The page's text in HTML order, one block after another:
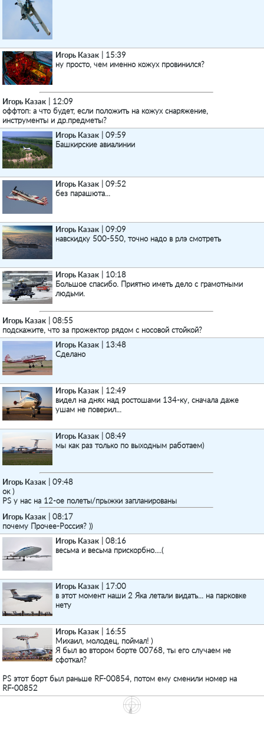
Игорь Казак | 15:39
ну просто, чем именно кожух провинился?
Игорь Казак | 12:09
оффтоп: а что будет, если положить на кожух снаряжение,
инструменты и др.предметы?
Игорь Казак | 09:59
Башкирские авиалинии
Игорь Казак | 09:52
без парашюта...
Игорь Казак | 09:09
навскидку 500-550, точно надо в рлэ смотреть
Игорь Казак | 10:18
Большое спасибо. Приятно иметь дело с грамотными
людьми.
Игорь Казак | 08:55
подскажите, что за прожектор рядом с носовой стойкой?
Игорь Казак | 13:48
Сделано
Игорь Казак | 12:49
видел на днях над ростошами 134-ку, сначала даже
ушам не поверил...
Игорь Казак | 08:49
мы как раз только по выходным работаем)
Игорь Казак | 09:48
ок )
PS у нас на 12-ое полеты/прыжки запланированы
Игорь Казак | 08:17
почему Прочее-Россия? ))
Игорь Казак | 08:16
весьма и весьма прискорбно....(
Игорь Казак | 17:00
в этот момент наши 2 Яка летали видать... на парковке
нету
Игорь Казак | 16:55
Михаил, молодец, поймал! )
Я был во втором борте 00768, ты его случаем не
сфоткал?
PS этот борт был раньше RF-00854, потом ему сменили номер на
RF-00852